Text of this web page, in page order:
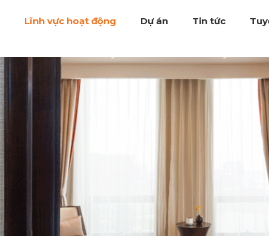
Lĩnh vực hoạt động Dự án Tin tức